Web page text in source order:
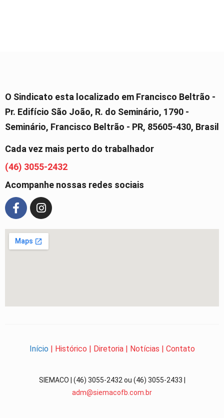
O Sindicato esta localizado em Francisco Beltrão -
Pr. Edifício São João, R. do Seminário, 1790 -
Seminário, Francisco Beltrão - PR, 85605-430, Brasil
Cada vez mais perto do trabalhador
(46) 3055-2432
Acompanhe nossas redes sociais
Início | Histórico | Diretoria| Notícias | Contato
SIEMACO | (46) 3055-2432 ou (46) 3055-2433 |
adm@siemacofb.com.br